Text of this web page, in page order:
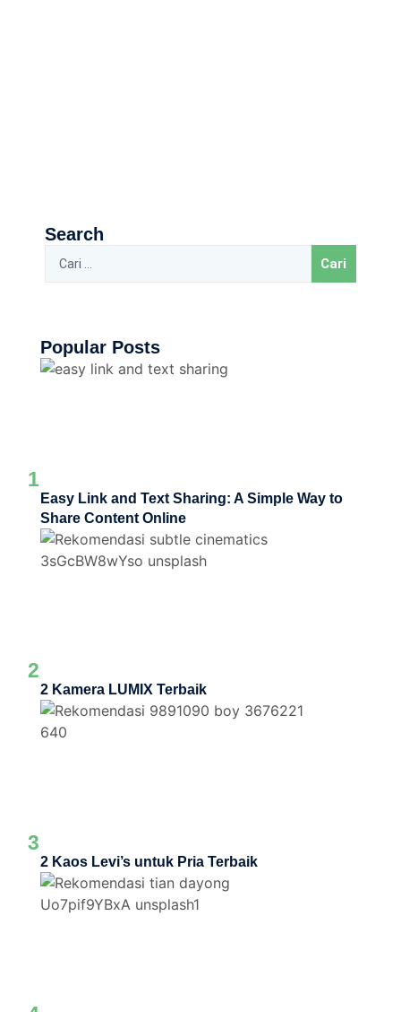
Search
Popular Posts
1
Easy Link and Text Sharing: A Simple Way to
Share Content Online
2
2 Kamera LUMIX Terbaik
3
2 Kaos Levi’s untuk Pria Terbaik